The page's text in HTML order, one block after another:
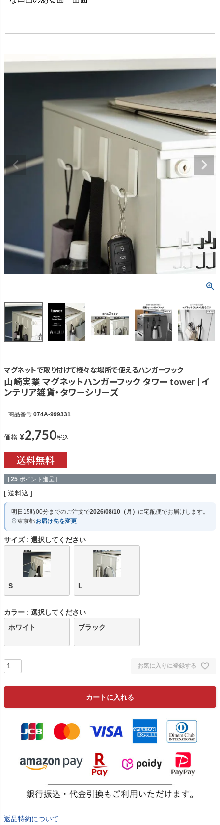
マグネットで取り付けて様々な場所で使えるハンガーフック
山崎実業 マグネットハンガーフック タワー tower | イ
ンテリア雑貨・タワーシリーズ
商品番号 074A-999331
価格 ¥2,750税込
[ 25 ポイント進呈 ]
送料込
明日 15時00分までのご注文で2026/08/10（月） に宅配便でお届けします。
東京都お届け先を変更
サイズ 選択してください
S L
カラー
選択してください
ホワイト
ブラック
お気に入りに登録する
カートに入れる
返品特約について